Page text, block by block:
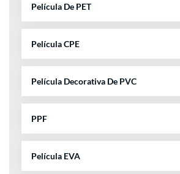
Película De PET
Película CPE
Película Decorativa De PVC
PPF
Película EVA